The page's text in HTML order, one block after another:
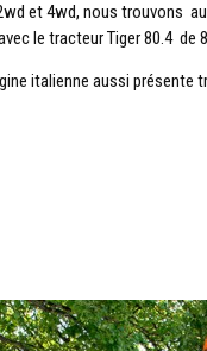
et 4wd, nous trouvons
le tracteur Tiger 80.4 de
italienne aussi